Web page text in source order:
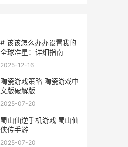
# 该该怎么办办设置我的
全球准星：详细指南
2025-12-16
陶瓷游戏策略 陶瓷游戏中
文版破解版
2025-07-20
蜀山仙逆手机游戏 蜀山仙
侠传手游
2025-07-20